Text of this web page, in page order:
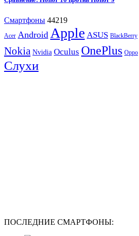
Смартфоны 44219
Acer Android Apple ASUS BlackBerry
Nokia Nvidia Oculus OnePlus Oppo
Слухи
ПОСЛЕДНИЕ СМАРТФОНЫ: